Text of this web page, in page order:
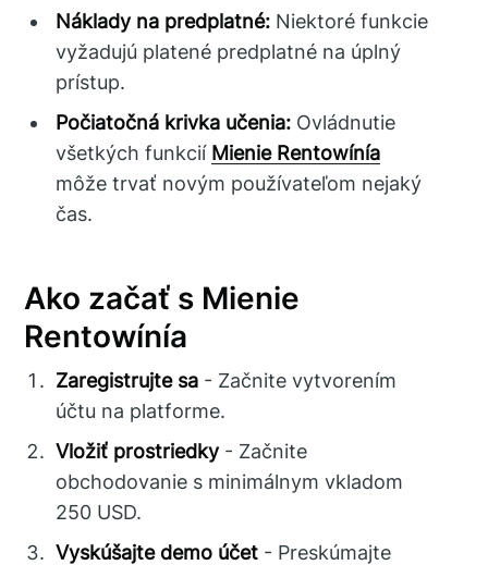
Náklady na predplatné: Niektoré funkcie
vyžadujú platené predplatné na úplný
prístup.
Počiatočná krivka učenia: Ovládnutie
všetkých funkcií Mienie Rentowínía
môže trvať novým používateľom nejaký
čas.
Ako začať s Mienie
Rentowínía
Zaregistrujte sa - Začnite vytvorením
účtu na platforme.
Vložiť prostriedky- Začnite
obchodovanie s minimálnym vkladom
250 USD.
Vyskúšajte demo účet - Preskúmajte